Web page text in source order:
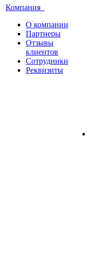
Компания
О компании
Партнеры
Отзывы
клиентов
Сотрудники
Реквизиты